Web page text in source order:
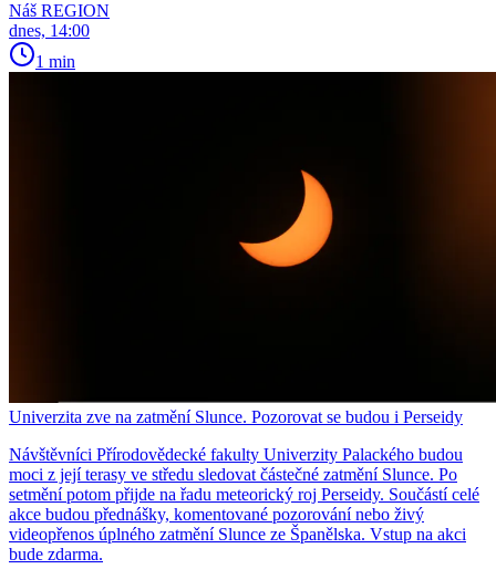
Náš REGION
dnes, 14:00
1 min
Univerzita zve na zatmění Slunce. Pozorovat se budou i Perseidy
Návštěvníci Přírodovědecké fakulty Univerzity Palackého budou
moci z její terasy ve středu sledovat částečné zatmění Slunce. Po
setmění potom přijde na řadu meteorický roj Perseidy. Součástí celé
akce budou přednášky, komentované pozorování nebo živý
videopřenos úplného zatmění Slunce ze Španělska. Vstup na akci
bude zdarma.